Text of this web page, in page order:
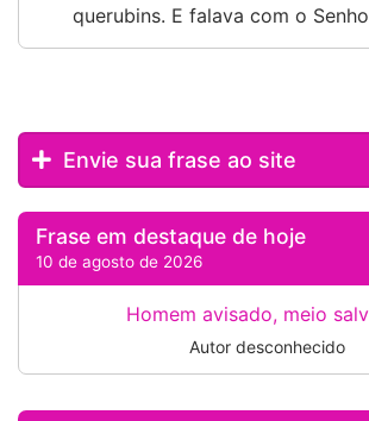
querubins. E falava com o
Envie sua frase ao site
Frase em destaque de hoje
10 de agosto de 2026
Homem avisado, meio
Autor desconhecido